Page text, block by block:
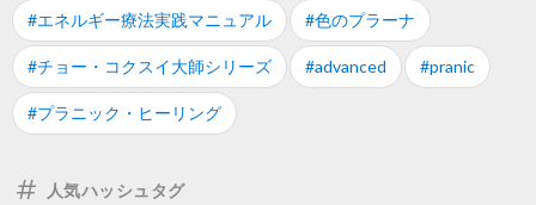
#エネルギー療法実践マニュアル #色のプラーナ
#チョー・コクスイ大師シリーズ #advanced #pranic
#プラニック・ヒーリング
人気ハッシュタグ